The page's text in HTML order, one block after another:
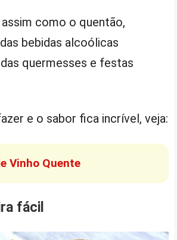
como o quentão,
bebidas alcoólicas
quermesses e festas
e o sabor fica incrível, veja:
Vinho Quente
fácil